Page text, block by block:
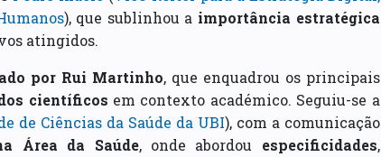
), que sublinhou a importância estratégica
atingidos.
por Rui Martinho, que enquadrou os principais
científicos em contexto académico. Seguiu-se a
de Ciências da Saúde da UBI), com a comunicação
Área da Saúde, onde abordou especificidades,